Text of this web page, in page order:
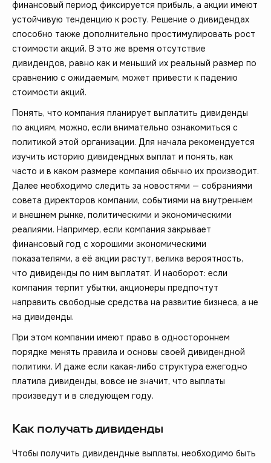
финансовый период фиксируется прибыль, а акции имеют
устойчивую тенденцию к росту. Решение о дивидендах
способно также дополнительно простимулировать рост
стоимости акций. В это же время отсутствие
дивидендов, равно как и меньший их реальный размер по
сравнению с ожидаемым, может привести к падению
стоимости акций.
Понять, что компания планирует выплатить дивиденды
по акциям, можно, если внимательно ознакомиться с
политикой этой организации. Для начала рекомендуется
изучить историю дивидендных выплат и понять, как
часто и в каком размере компания обычно их производит.
Далее необходимо следить за новостями — собраниями
совета директоров компании, событиями на внутреннем
и внешнем рынке, политическими и экономическими
реалиями. Например, если компания закрывает
финансовый год с хорошими экономическими
показателями, а её акции растут, велика вероятность,
что дивиденды по ним выплатят. И наоборот: если
компания терпит убытки, акционеры предпочтут
направить свободные средства на развитие бизнеса, а не
на дивиденды.
При этом компании имеют право в одностороннем
порядке менять правила и основы своей дивидендной
политики. И даже если какая-либо структура ежегодно
платила дивиденды, вовсе не значит, что выплаты
произведут и в следующем году.
Как получать дивиденды
Чтобы получить дивидендные выплаты, необходимо быть